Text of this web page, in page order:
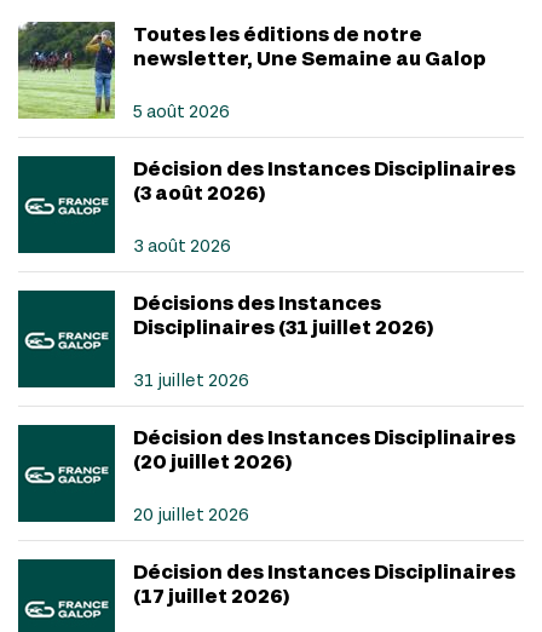
Toutes les éditions de notre
newsletter, Une Semaine au Galop
5 août 2026
Décision des Instances Disciplinaires
(3 août 2026)
3 août 2026
Décisions des Instances
Disciplinaires (31 juillet 2026)
31 juillet 2026
Décision des Instances Disciplinaires
(20 juillet 2026)
20 juillet 2026
Décision des Instances Disciplinaires
(17 juillet 2026)